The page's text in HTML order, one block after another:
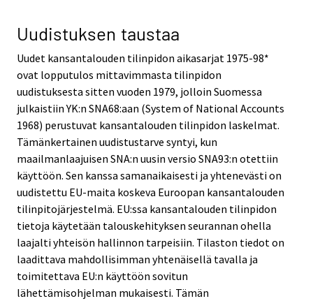
Uudistuksen taustaa
Uudet kansantalouden tilinpidon aikasarjat 1975-98*
ovat lopputulos mittavimmasta tilinpidon
uudistuksesta sitten vuoden 1979, jolloin Suomessa
julkaistiin YK:n SNA68:aan (System of National Accounts
1968) perustuvat kansantalouden tilinpidon laskelmat.
Tämänkertainen uudistustarve syntyi, kun
maailmanlaajuisen SNA:n uusin versio SNA93:n otettiin
käyttöön. Sen kanssa samanaikaisesti ja yhtenevästi on
uudistettu EU-maita koskeva Euroopan kansantalouden
tilinpitojärjestelmä. EU:ssa kansantalouden tilinpidon
tietoja käytetään talouskehityksen seurannan ohella
laajalti yhteisön hallinnon tarpeisiin. Tilaston tiedot on
laadittava mahdollisimman yhtenäisellä tavalla ja
toimitettava EU:n käyttöön sovitun
lähettämisohjelman mukaisesti. Tämän